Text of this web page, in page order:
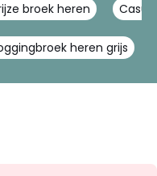
broek heren
heren grijs